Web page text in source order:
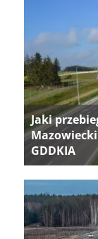
Jaki
GDDKIA